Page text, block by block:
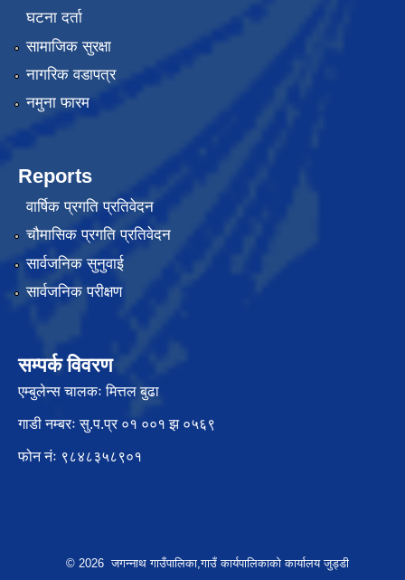
घटना दर्ता
सामाजिक सुरक्षा
नागरिक वडापत्र
नमुना फारम
Reports
वार्षिक प्रगति प्रतिवेदन
चौमासिक प्रगति प्रतिवेदन
सार्वजनिक सुनुवाई
सार्वजनिक परीक्षण
सम्पर्क विवरण
एम्बुलेन्स चालकः मित्तल बुढा
गाडी नम्बरः सु.प.प्र ०१ ००१ झ ०५६९
फोन नंः ९८४८३५८९०१
© 2026 जगन्नाथ गाउँपालिका,गाउँ कार्यपालिकाको कार्यालय जुड्डी